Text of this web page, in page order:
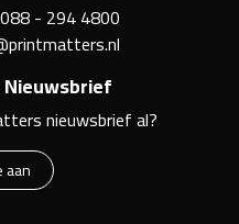
088 - 294 4800
nieuwsbrief al?